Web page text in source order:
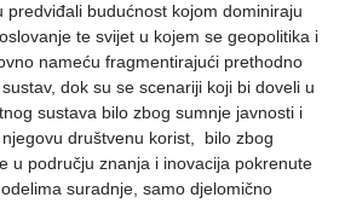
predviđali budućnost kojom dominiraju
te svijet u kojem se geopolitika i
nameću fragmentirajući prethodno
dok su se scenariji koji bi doveli u
sustava bilo zbog sumnje javnosti i
društvenu korist, bilo zbog
u području znanja i inovacija pokrenute
suradnje, samo djelomično